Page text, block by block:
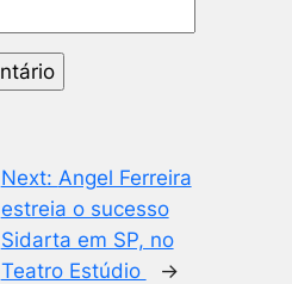
Next: Angel Ferreira
estreia o sucesso
Sidarta em SP, no
Teatro Estúdio
→